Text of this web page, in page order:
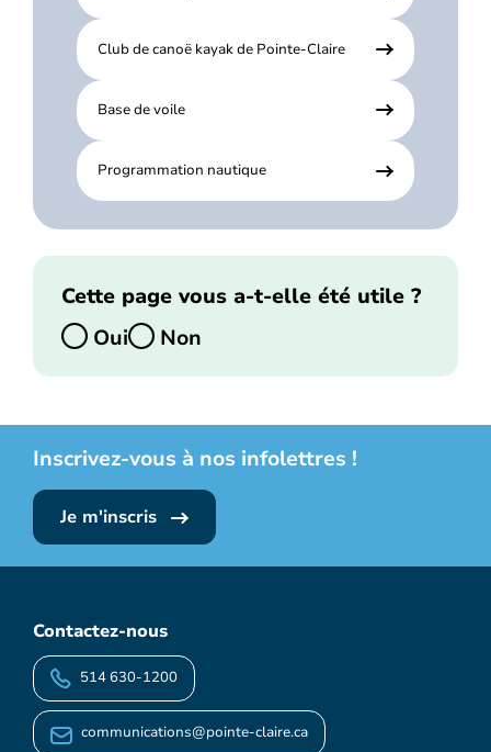
Club de canoë kayak de Pointe-Claire
Base de voile
Programmation nautique
Cette page vous a-t-elle été utile ?
Oui
Non
Inscrivez-vous à nos infolettres !
Je m'inscris
Contactez-nous
514 630-1200
communications@pointe-claire.ca